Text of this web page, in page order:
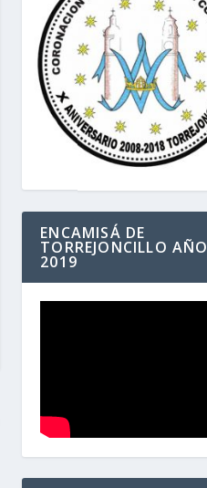
ENCAMISÁ DE
TORREJONCILLO AÑO
2019